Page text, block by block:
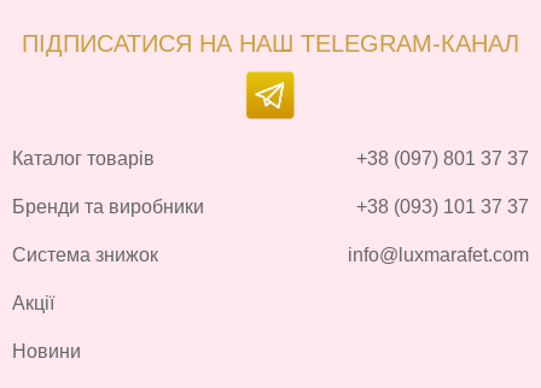
ПІДПИСАТИСЯ НА НАШ TELEGRAM-КАНАЛ
Каталог товарів
Бренди та виробники
Система знижок
Акції
Новини
+38 (097) 801 37 37
+38 (093) 101 37 37
info@luxmarafet.com